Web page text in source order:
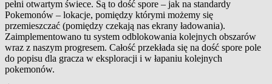
pełni otwartym świece. Są to dość spore – jak na standardy
Pokemonów – lokacje, pomiędzy którymi możemy się
przemieszczać (pomiędzy czekają nas ekrany ładowania).
Zaimplementowano tu system odblokowania kolejnych obszarów
wraz z naszym progresem. Całość przekłada się na dość spore pole
do popisu dla gracza w eksploracji i w łapaniu kolejnych
pokemonów.